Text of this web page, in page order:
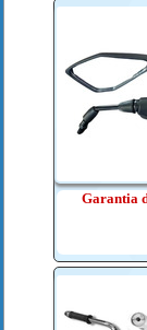
Garantia